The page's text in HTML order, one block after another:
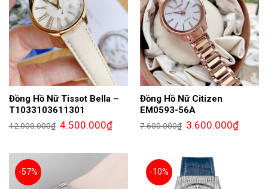
Đồng Hồ Nữ Tissot Bella –
T1033103611301
12.000.000₫ Giá
gốc
4.500.000₫Giá
hiện
4.500.000₫.
Đồng Hồ Nữ Citizen
EM0593-56A
7.600.000₫ Giá
gốc
3.600.000₫Giá
hiện
-57%
-10%